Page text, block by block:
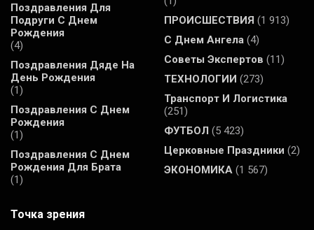
Поздравления Для
Подруги С Днем
Рождения
(4)
Поздравления Дяде На
День Рождения
(1)
Поздравления С Днем
Рождения
(1)
Поздравления С Днем
Рождения Для Брата
(1)
ПРОИСШЕСТВИЯ (1 913)
С Днем Ангела (4)
Советы Экспертов (11)
ТЕХНОЛОГИИ (273)
Транспорт И Логистика
(251)
ФУТБОЛ (5 423)
Церковные Праздники (2)
ЭКОНОМИКА (1 567)
Точка зрения